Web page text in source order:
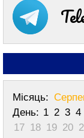
Місяць:
День: 1 2 3 4
17 18 19 20